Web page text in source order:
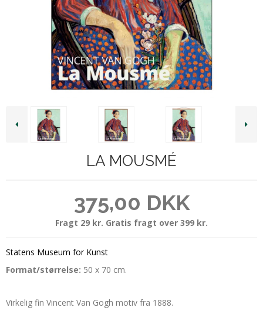
LA MOUSMÉ
375,00 DKK
Fragt 29 kr. Gratis fragt over 399 kr.
Statens Museum for Kunst
Format/størrelse: 50 x 70 cm.
Virkelig fin Vincent Van Gogh motiv fra 1888.